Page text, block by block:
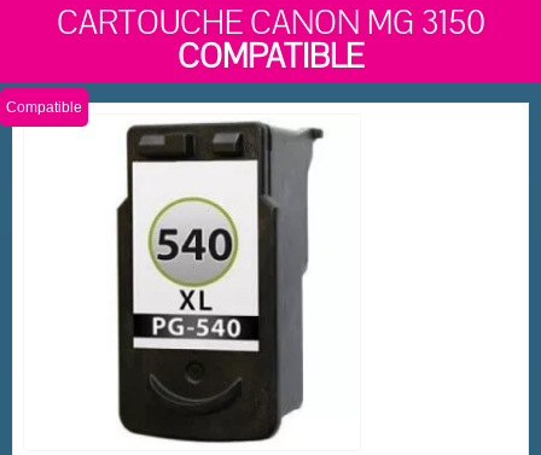
CARTOUCHE CANON MG 3150
COMPATIBLE
Compatible